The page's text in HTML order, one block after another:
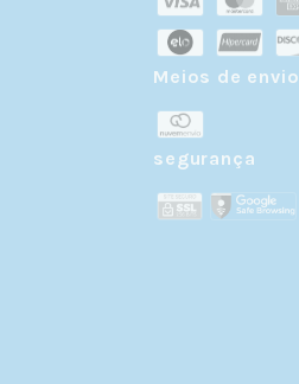
Meios de envio
segurança